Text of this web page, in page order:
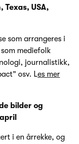
Texas, USA,
som arrangeres i
mediefolk
journalistikk,
osv. Les mer
bilder og
i en årrekke, og